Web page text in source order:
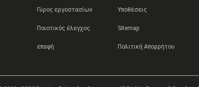
Γύρος εργοστασίων
Ποιοτικός έλεγχος
επαφή
Υποθέσεις
Sitemap
Πολιτική Απορρήτου